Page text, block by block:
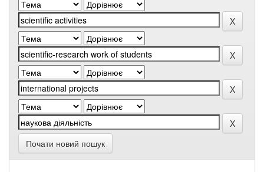
Почати новий пошук